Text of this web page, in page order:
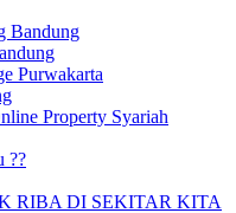
Bandung
Purwakarta
Property Syariah
??
RIBA DI SEKITAR KITA